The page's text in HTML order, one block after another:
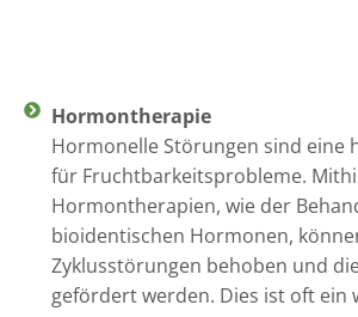
Hormontherapie
Hormonelle Störungen sind eine
für Fruchtbarkeitsprobleme.
Hormontherapien, wie der
bioidentischen Hormonen,
Zyklusstörungen behoben und
gefördert werden. Dies ist oft ein